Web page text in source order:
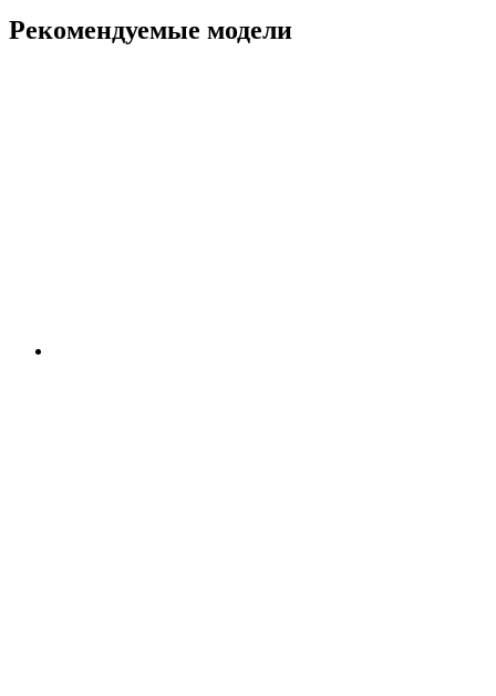
Рекомендуемые модели